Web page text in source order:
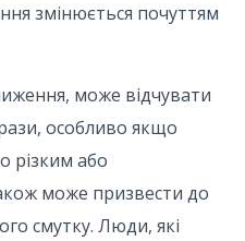
змінюється почуттям
може відчувати
особливо якщо
різким або
може призвести до
смутку. Люди, які